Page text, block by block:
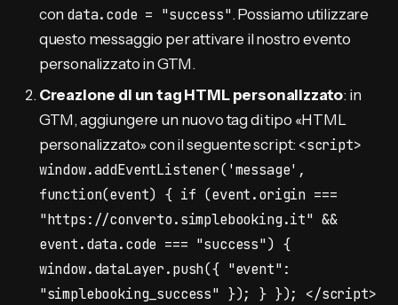
con data.code = "success". Possiamo utilizzare
questo messaggio per attivare il nostro evento
personalizzato in GTM.
Creazione di un tag HTML personalizzato: in
GTM, aggiungere un nuovo tag di tipo «HTML
personalizzato» con il seguente script: <script>
window.addEventListener('message',
function(event) { if (event.origin ===
"https://converto.simplebooking.it" &&
event.data.code === "success") {
window.dataLayer.push({ "event":
"simplebooking_success" }); } }); </script>